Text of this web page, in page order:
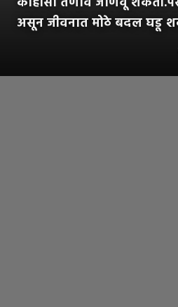
असून जीवनात मोठे बदल घडू